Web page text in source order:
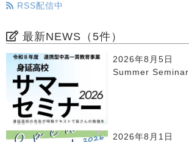
RSS配信中
最新NEWS（5件）
2026年8月5日
Summer Seminar
2026年8月1日